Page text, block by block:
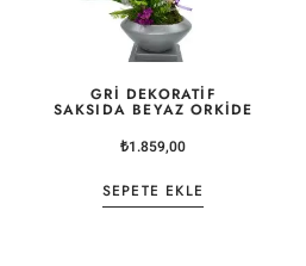
GRI DEKORATIF
SAKSIDA BEYAZ ORKIDE
₺1.859,00
SEPETE EKLE